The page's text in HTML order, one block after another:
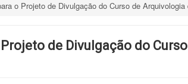
o Projeto de Divulgação do Curso de Arquivologia
de Divulgação do